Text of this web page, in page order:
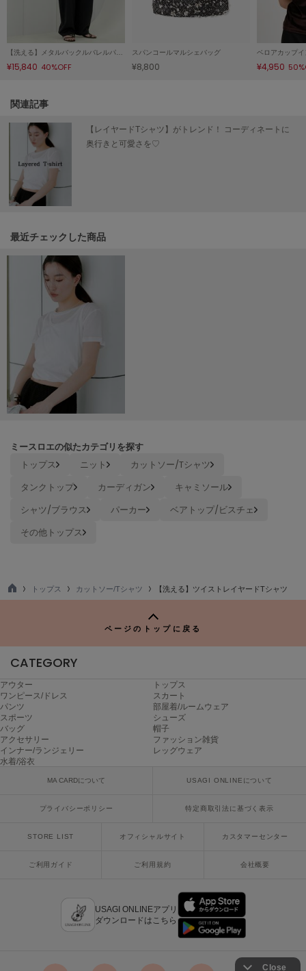
HUNTER
ハンター
ホカ オネオネ
キーン
le coq sportif
ルコックスポルティフ
レスポートサック
LILY BROWN
リリーブラウン
LILY BROWN Lingerie
LITTLE UNION TOKYO
リトルユニオン トウキョウ
made of Organics
MIESROHE
ミラオーウェン
MOIGE
モワージュ
MUCHA
ミュシャ
NEW Balance
【洗える】メタルバックルバレルパンツ
¥15,840 40%OFF
スパンコールマルシェバッグ
¥8,800
ベロアカップ
¥4,950
関連記事
【レイヤードTシャツ】がトレンド！ コーディネートに
奥行きと可愛さを♡
最近チェックした商品
ミースロエの似たカテゴリを探す
トップス ニット
カットソー/Tシャツ
タンクトップ
カーディガン
キャミソール
シャツ/ブラウス
パーカー
ベアトップ/ビスチェ
その他トップス
TO
トップス カットソー/Tシャツ 【洗える】ツイストレイヤードTシャツ
ページのトップに戻る
CATEGORY
アウター
トップス
ワンピース/ドレス
スカート
パンツ
部屋着/ルームウェア
スポーツ
シューズ
バッグ
帽子
アクセサリー
ファッション雑貨
インナー/ランジェリー
レッグウェア
水着/浴衣
MA CARDについて USAGI ONLINEについて
プライバシーポリシー 特定商取引法に基づく表示
STORE LIST オフィシャルサイト カスタマーセンター
ご利用ガイド ご利用規約 会社概要
USAGI ONLINEアプリ
ダウンロードはこちら